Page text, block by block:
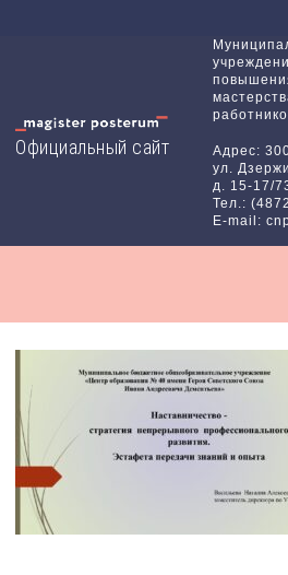
Официальный сайт
Адрес:
ул.
д. 15-17/
Тел.:
E-mail:
Найти: